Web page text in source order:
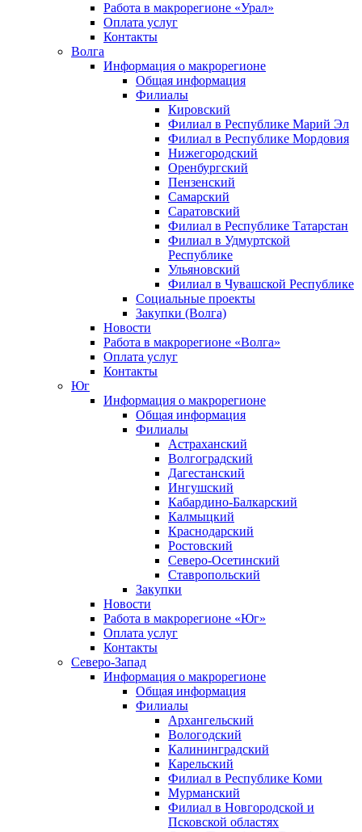
Работа в макрорегионе «Урал»
Оплата услуг
Контакты
Волга
Информация о макрорегионе
Общая информация
Филиалы
Кировский
Филиал в Республике Марий Эл
Филиал в Республике Мордовия
Нижегородский
Оренбургский
Пензенский
Самарский
Саратовский
Филиал в Республике Татарстан
Филиал в Удмуртской
Республике
Ульяновский
Филиал в Чувашской Республике
Социальные проекты
Закупки (Волга)
Новости
Работа в макрорегионе «Волга»
Оплата услуг
Контакты
Юг
Информация о макрорегионе
Общая информация
Филиалы
Астраханский
Волгоградский
Дагестанский
Ингушский
Кабардино-Балкарский
Калмыцкий
Краснодарский
Ростовский
Северо-Осетинский
Ставропольский
Закупки
Новости
Работа в макрорегионе «Юг»
Оплата услуг
Контакты
Северо-Запад
Информация о макрорегионе
Общая информация
Филиалы
Архангельский
Вологодский
Калининградский
Карельский
Филиал в Республике Коми
Мурманский
Филиал в Новгородской и
Псковской областях